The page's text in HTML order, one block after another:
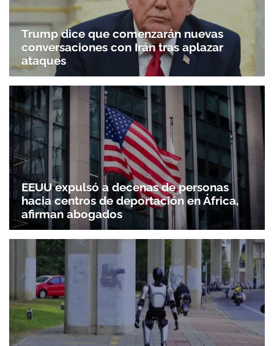
Trump dice que comenzarán nuevas
conversaciones con Irán tras aplazar
ataques
EEUU expulsó a decenas de personas
hacia centros de deportación en África,
afirman abogados